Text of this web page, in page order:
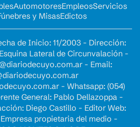
AutomotoresEmpleosServicios
y MisasEdictos
de Inicio: 11/2003 - Dirección:
Lateral de Circunvalación -
- Email:
- Whatsapp: (054)
General: Pablo Dellazoppa -
Diego Castillo - Editor Web:
propietaria del medio -